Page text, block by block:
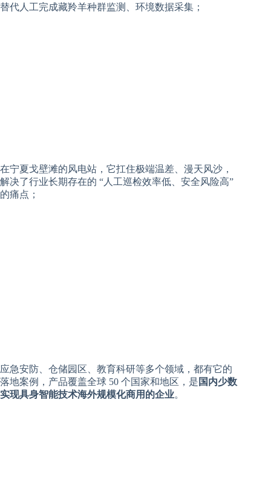
替代人工完成藏羚羊种群监测、环境数据采集；
在宁夏戈壁滩的风电站，它扛住极端温差、漫天风沙，
解决了行业长期存在的 “人工巡检效率低、安全风险高”
的痛点；
应急安防、仓储园区、教育科研等多个领域，都有它的
落地案例，产品覆盖全球 50 个国家和地区，是 国内少数
实现具身智能技术海外规模化商用的企业